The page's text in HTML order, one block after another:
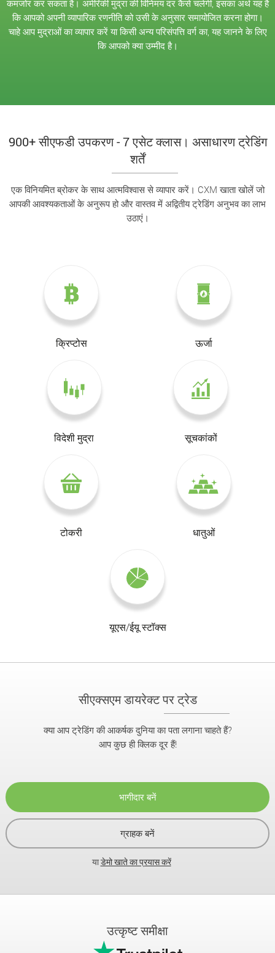
कमजोर कर सकता है। अमेरिकी मुद्रा की विनिमय दर कैसे चलेगी, इसका अर्थ यह है
कि आपको अपनी व्यापारिक रणनीति को उसी के अनुसार समायोजित करना होगा।
चाहे आप मुद्राओं का व्यापार करें या किसी अन्य परिसंपत्ति वर्ग का, यह जानने के लिए
कि आपको क्या उम्मीद है।
900+ सीएफडी उपकरण - 7 एसेट क्लास। असाधारण ट्रेडिंग
शर्तें
एक विनियमित ब्रोकर के साथ आत्मविश्वास से व्यापार करें। CXM खाता खोलें जो
आपकी आवश्यकताओं के अनुरूप हो और वास्तव में अद्वितीय ट्रेडिंग अनुभव का लाभ
उठाएं।
क्रिप्टोस ऊर्जा
विदेशी मुद्रा सूचकांकों
टोकरी धातुओं
यूएस/ईयू स्टॉक्स
सीएक्सएम डायरेक्ट पर ट्रेड
क्या आप ट्रेडिंग की आकर्षक दुनिया का पता लगाना चाहते हैं?
आप कुछ ही क्लिक दूर हैं!
भागीदार बनें
ग्राहक बनें
याडेमो खाते का प्रयास करें
उत्कृष्ट समीक्षा